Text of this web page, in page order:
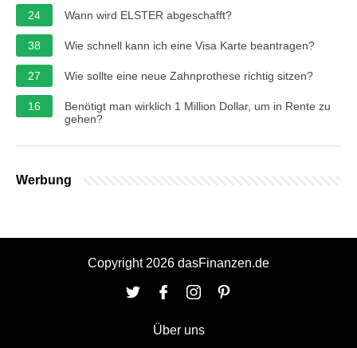
24
Wann wird ELSTER abgeschafft?
38 Wie schnell kann ich eine Visa Karte beantragen?
27 Wie sollte eine neue Zahnprothese richtig sitzen?
16
Benötigt man wirklich 1 Million Dollar, um in Rente zu
gehen?
Werbung
Copyright 2026 dasFinanzen.de
Über uns